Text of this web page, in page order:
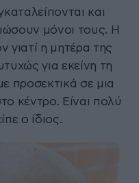
και
μόνοι τους. Η
γιατί η μητέρα της
για εκείνη τη
προσεκτικά σε μια
κέντρο. Είναι πολύ
ο ίδιος.